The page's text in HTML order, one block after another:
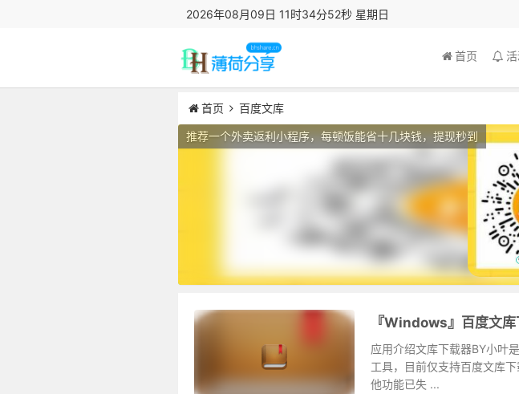
2026年08月09日 11时34分52秒 星期日
首页
首页 百度文库
推荐一个外卖返利小程序，每顿饭能省十几块钱，提现秒到
应用介绍文库下载器BY小叶
工具，目前仅支持百度文库
他功能已失 ...